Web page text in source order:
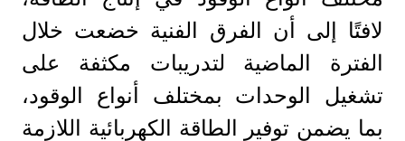
لافتًا إلى أن الفرق الفنية خضعت خلال
الفترة الماضية لتدريبات مكثفة على
تشغيل الوحدات بمختلف أنواع الوقود،
بما يضمن توفير الطاقة الكهربائية اللازمة